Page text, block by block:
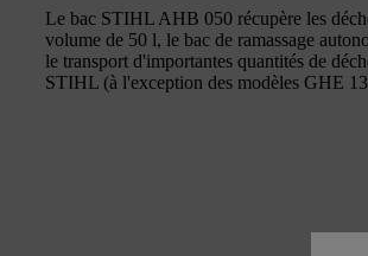
Le bac STIHL AHB 050 récupère les
volume de 50 l, le bac de ramassage
le transport d'importantes quantités de
STIHL (à l'exception des modèles GHE